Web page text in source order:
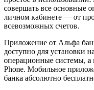
совершать все основные
личном кабинете — от
всевозможных счетов.
Приложение от Альфа
доступно для установки
операционные системы,
Phone. Мобильное
банка абсолютно